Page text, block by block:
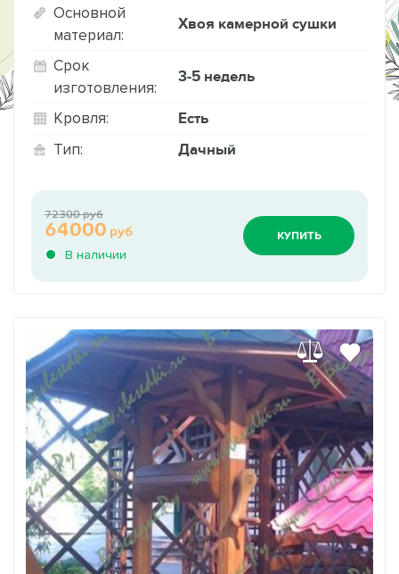
Основной
материал:
Хвоя камерной сушки
Срок
изготовления:
3-5 недель
Кровля: Есть
Тип: Дачный
В наличии
64000 руб
72300 руб
КУПИТЬ